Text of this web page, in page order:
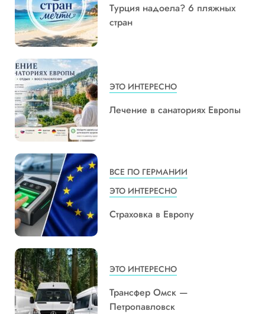
Турция надоела? 6 пляжных
стран
ЭТО ИНТЕРЕСНО
Лечение в санаториях Европы
ВСЕ ПО ГЕРМАНИИ
ЭТО ИНТЕРЕСНО
Страховка в Европу
ЭТО ИНТЕРЕСНО
Трансфер Омск —
Петропавловск